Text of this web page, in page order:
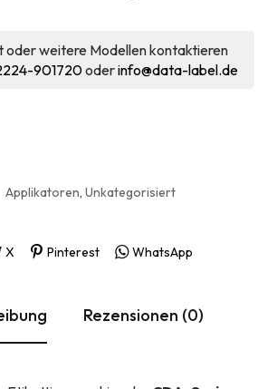
oder weitere Modellen kontaktieren
901720oderinfo@data-label.de
Applikatoren, Unkategorisiert
X Pinterest WhatsApp
Rezensionen (0)